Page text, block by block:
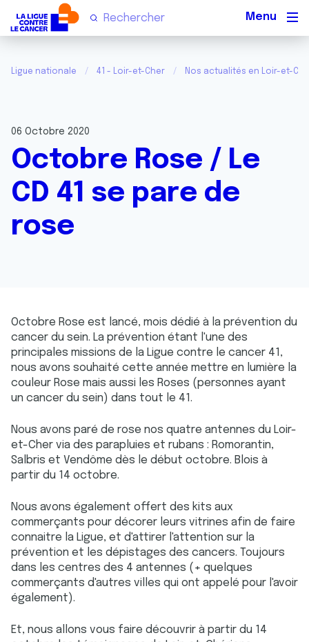
Ligue nationale 41 - Loir-et-Cher Nos actualités en Loir-et-
06 Octobre 2020
Octobre Rose / Le
CD 41 se pare de
rose
Octobre Rose est lancé, mois dédié à la prévention du
cancer du sein. La prévention étant l'une des
principales missions de la Ligue contre le cancer 41,
nous avons souhaité cette année mettre en lumière la
couleur Rose mais aussi les Roses (personnes ayant
un cancer du sein) dans tout le 41.
Nous avons paré de rose nos quatre antennes du Loir-
et-Cher via des parapluies et rubans : Romorantin,
Salbris et Vendôme dès le début octobre. Blois à
partir du 14 octobre.
Nous avons également offert des kits aux
commerçants pour décorer leurs vitrines afin de faire
connaitre la Ligue, et d'attirer l'attention sur la
prévention et les dépistages des cancers. Toujours
dans les centres des 4 antennes (+ quelques
commerçants d'autres villes qui ont appelé pour l'avoir
également).
Et, nous allons vous faire découvrir à partir du 14